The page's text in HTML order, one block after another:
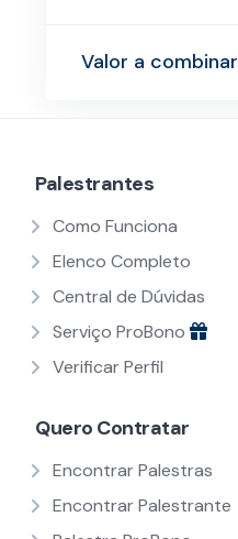
Valor a combinar
Palestrantes
Como Funciona
Elenco Completo
Central de Dúvidas
Serviço ProBono
Verificar Perfil
Quero Contratar
Encontrar Palestras
Encontrar Palestrante